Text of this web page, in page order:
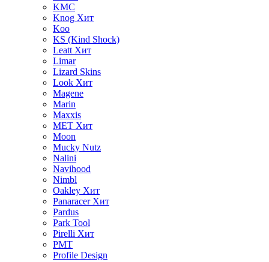
KMC
Knog Хит
Koo
KS (Kind Shock)
Leatt Хит
Limar
Lizard Skins
Look Хит
Magene
Marin
Maxxis
MET Хит
Moon
Mucky Nutz
Nalini
Navihood
Nimbl
Oakley Хит
Panaracer Хит
Pardus
Park Tool
Pirelli Хит
PMT
Profile Design